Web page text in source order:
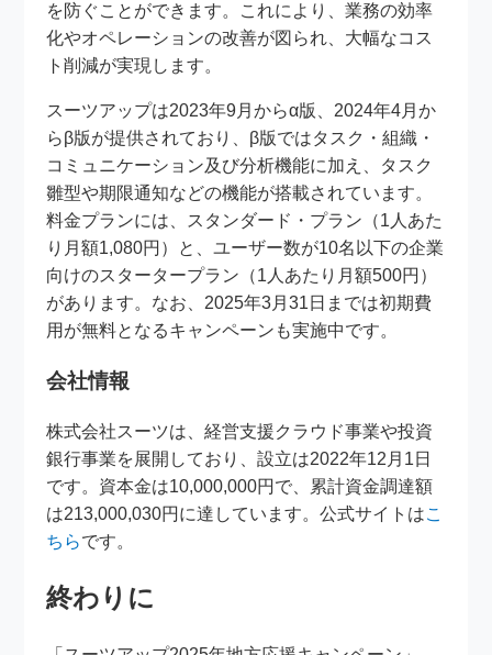
を防ぐことができます。これにより、業務の効率
化やオペレーションの改善が図られ、大幅なコス
ト削減が実現します。
スーツアップは2023年9月からα版、2024年4月か
らβ版が提供されており、β版ではタスク・組織・
コミュニケーション及び分析機能に加え、タスク
雛型や期限通知などの機能が搭載されています。
料金プランには、スタンダード・プラン（1人あた
り月額1,080円）と、ユーザー数が10名以下の企業
向けのスタータープラン（1人あたり月額500円）
があります。なお、2025年3月31日までは初期費
用が無料となるキャンペーンも実施中です。
会社情報
株式会社スーツは、経営支援クラウド事業や投資
銀行事業を展開しており、設立は2022年12月1日
です。資本金は10,000,000円で、累計資金調達額
は213,000,030円に達しています。公式サイトはこ
ちらです。
終わりに